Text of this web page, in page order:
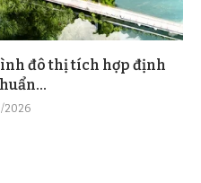
đô thị tích hợp định
2026